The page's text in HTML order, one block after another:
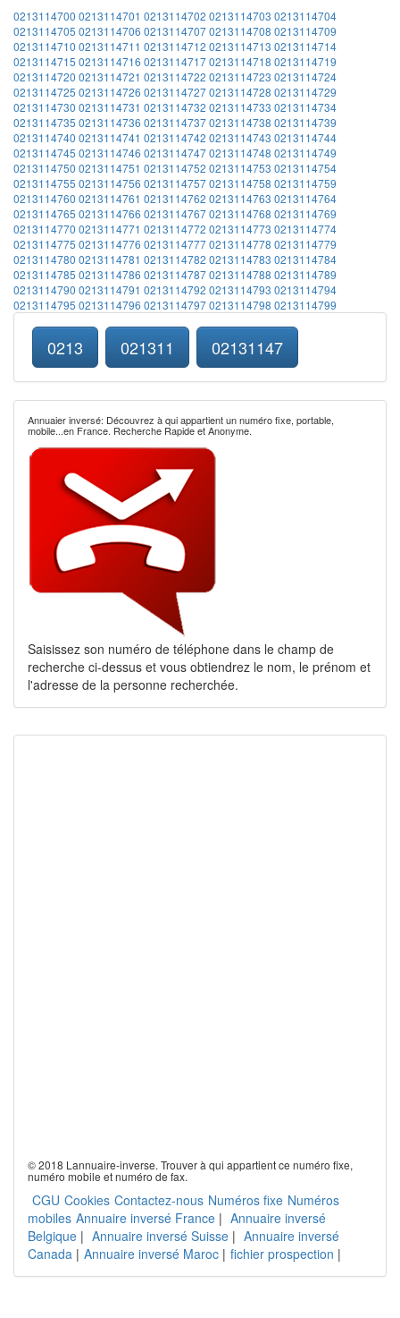
0213114700 0213114701 0213114702 0213114703 0213114704
0213114705 0213114706 02131147070213114708 0213114709
0213114710 0213114711 0213114712 0213114713 0213114714
0213114715 0213114716 02131147170213114718 0213114719
0213114720 0213114721 0213114722 0213114723 0213114724
0213114725 0213114726 02131147270213114728 0213114729
0213114730 0213114731 0213114732 0213114733 0213114734
0213114735 0213114736 02131147370213114738 0213114739
0213114740 0213114741 0213114742 0213114743 0213114744
0213114745 0213114746 02131147470213114748 0213114749
0213114750 0213114751 0213114752 0213114753 0213114754
0213114755 0213114756 02131147570213114758 0213114759
0213114760 0213114761 0213114762 0213114763 0213114764
0213114765 0213114766 02131147670213114768 0213114769
0213114770 0213114771 0213114772 0213114773 0213114774
0213114775 0213114776 02131147770213114778 0213114779
0213114780 0213114781 0213114782 0213114783 0213114784
0213114785 0213114786 02131147870213114788 0213114789
0213114790 0213114791 0213114792 0213114793 0213114794
0213114795 0213114796 02131147970213114798 0213114799
0213 021311 02131147
Annuaier inversé: Découvrez à qui appartient un numéro fixe, portable,
mobile...en France. Recherche Rapide et Anonyme.
Saisissez son numéro de téléphone dans le champ de
recherche ci-dessus et vous obtiendrez le nom, le prénom et
l'adresse de la personne recherchée.
© 2018 Lannuaire-inverse. Trouver à qui appartient ce numéro fixe,
numéro mobile et numéro de fax.
CGU Cookies Contactez-nous Numéros fixe Numéros
mobiles Annuaire inversé France | Annuaire inversé
Belgique | Annuaire inversé Suisse | Annuaire inversé
Canada | Annuaire inversé Maroc | fichier prospection |